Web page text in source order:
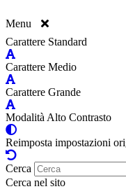
Menu
Carattere Standard
Carattere Medio
Carattere Grande
Modalità Alto Contrasto
Reimposta impostazioni
Cerca
Cerca nel sito